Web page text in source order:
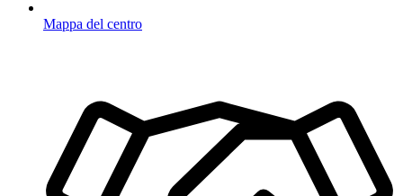
Mappa del centro